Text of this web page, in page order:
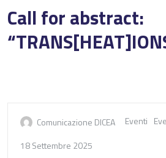
Call for abstract:
Comunicazione DICEA Eventi
18 Settembre 2025